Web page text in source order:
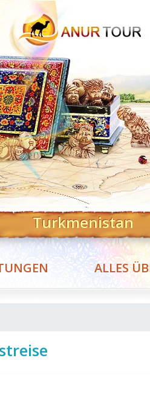
Central Asian Tour Operator
Turkmenistan
ALLES